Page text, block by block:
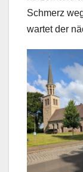
Schmerz
wartet der